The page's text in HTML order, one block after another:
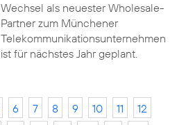
Wechsel als neuester Wholesale-
Partner zum Münchener
Telekommunikationsunternehmen
ist für nächstes Jahr geplant.
6 7 8 9 10 11
12